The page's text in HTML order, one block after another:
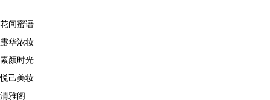
花间蜜语
露华浓妆
素颜时光
悦己美妆
清雅阁